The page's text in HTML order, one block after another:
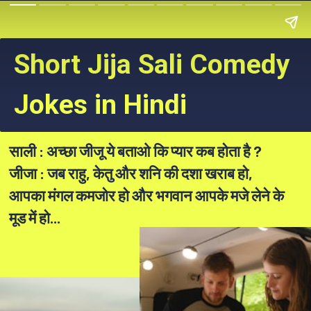
Short Jija Sali Comedy
Jokes in Hindi
साली : अच्छा जीजू ये बताओ कि प्यार कब होता है ?
जीजा : जब राहु, केतु और शनि की दशा खराब हो,
आपका मंगल कमजोर हो और भगवान आपके मजे लेने के
मूड में हो...